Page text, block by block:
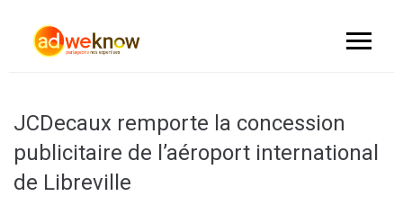
JCDecaux remporte la concession
publicitaire de l’aéroport international
de Libreville